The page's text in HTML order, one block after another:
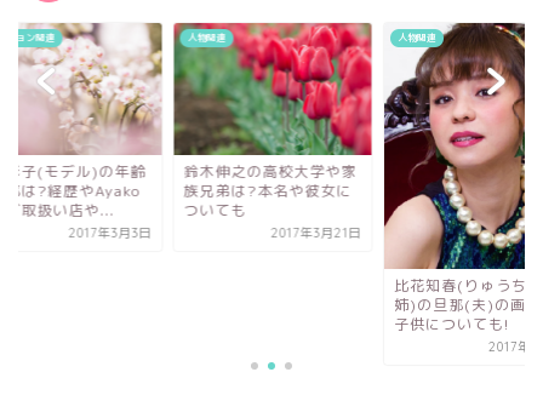
伸之の高校大学や家
弟は?本名や彼女に
ても
2017年3月21日
人物関連 ファッション関連
田中彩子(モデル)の
や旦那は?経歴や
バッグ取扱い店や...
2017年3